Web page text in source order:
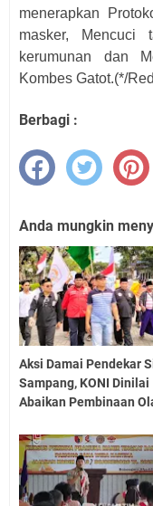
menerapkan
masker, Mencuci
kerumunan dan
Kombes Gatot.(*/
Berbagi :
Anda mungkin
Aksi Damai Pendekar
Sampang, KONI Dinilai
Abaikan Pembinaan